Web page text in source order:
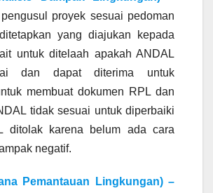
proyek sesuai pedoman
yang diajukan kepada
untuk ditelaah apakah ANDAL
dan dapat diterima untuk
membuat dokumen RPL dan
tidak sesuai untuk diperbaiki
ditolak karena belum ada cara
negatif.
Pemantauan Lingkungan) –